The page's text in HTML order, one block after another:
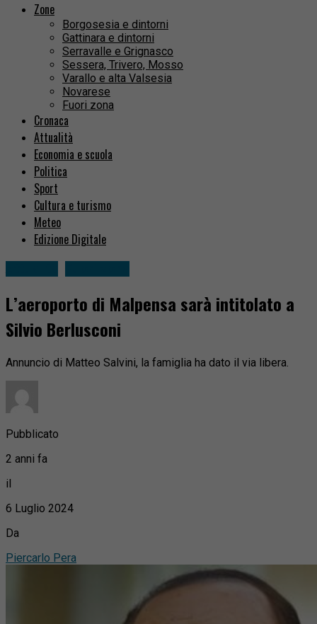
Zone
Borgosesia e dintorni
Gattinara e dintorni
Serravalle e Grignasco
Sessera, Trivero, Mosso
Varallo e alta Valsesia
Novarese
Fuori zona
Cronaca
Attualità
Economia e scuola
Politica
Sport
Cultura e turismo
Meteo
Edizione Digitale
L’aeroporto di Malpensa sarà intitolato a
Silvio Berlusconi
Annuncio di Matteo Salvini, la famiglia ha dato il via libera.
Pubblicato
2 anni fa
il
6 Luglio 2024
Da
Piercarlo Pera